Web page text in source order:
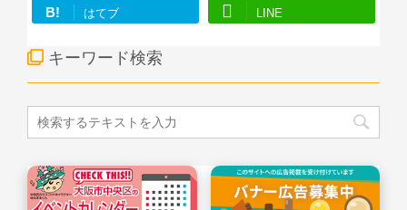
B! はてブ LINE
キーワード検索